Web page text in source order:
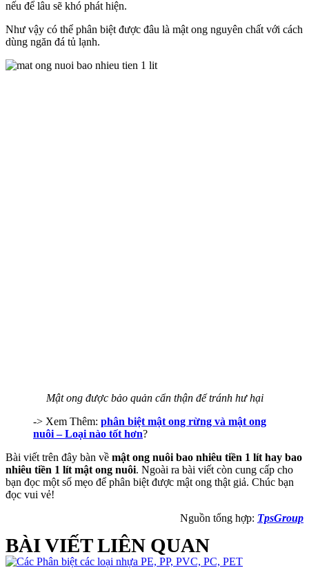
nếu để lâu sẽ khó phát hiện.
Như vậy có thể phân biệt được đâu là mật ong nguyên chất với cách
dùng ngăn đá tủ lạnh.
Mật ong được bảo quản cẩn thận để tránh hư hại
-> Xem Thêm: phân biệt mật ong rừng và mật ong
nuôi – Loại nào tốt hơn?
Bài viết trên đây bàn về mật ong nuôi bao nhiêu tiền 1 lít hay bao
nhiêu tiền 1 lít mật ong nuôi. Ngoài ra bài viết còn cung cấp cho
bạn đọc một số mẹo để phân biệt được mật ong thật giả. Chúc bạn
đọc vui vẻ!
Nguồn tổng hợp: TpsGroup
BÀI VIẾT LIÊN QUAN